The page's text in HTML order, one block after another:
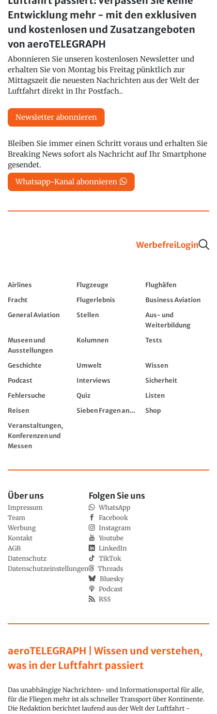
Entwicklung mehr - mit den exklusiven
und kostenlosen und Zusatzangeboten
von aeroTELEGRAPH
Abonnieren Sie unseren kostenlosen Newsletter und
erhalten Sie von Montag bis Freitag pünktlich zur
Mittagszeit die neuesten Nachrichten aus der Welt der
Luftfahrt direkt in Ihr Postfach..
Newsletter abonnieren
Bleiben Sie immer einen Schritt voraus und erhalten Sie
Breaking News sofort als Nachricht auf Ihr Smartphone
gesendet.
Whatsapp-Kanal abonnieren
WerbefreiLogin
Airlines Flugzeuge
Flughäfen
Fracht
Flugerlebnis
Business Aviation
General Aviation
Stellen
Aus- und
Weiterbildung
Museen und
Ausstellungen
Kolumnen Tests
Geschichte Umwelt
Wissen
Podcast
Interviews
Sicherheit
Fehlersuche
Quiz
Listen
Reisen
Sieben Fragen an...
Shop
Veranstaltungen,
Konferenzen und
Messen
aeroTELEGRAPH | Wissen und verstehen,
was in der Luftfahrt passiert
Das unabhängige Nachrichten- und Informationsportal für alle,
für die Fliegen mehr ist als schneller Transport über Kontinente.
Die Redaktion berichtet laufend aus der Welt der Luftfahrt -
Über uns
Impressum
Team
Werbung
Kontakt
AGB
Datenschutz
Datenschutzeinstellungen
Folgen Sie uns
WhatsApp
Facebook
Instagram
Youtube
LinkedIn
TikTok
Threads
Bluesky
Podcast
RSS